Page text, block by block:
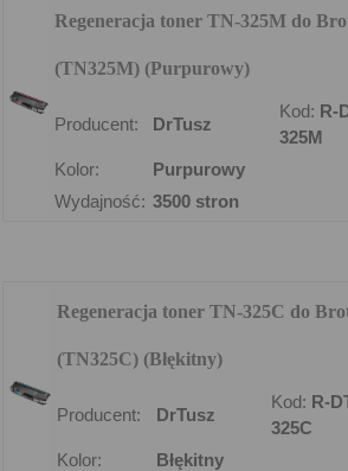
Regeneracja toner TN-325M do
(TN325M) (Purpurowy)
Producent: DrTusz
Kod: R-
325M
Kolor:
Purpurowy
Wydajność: 3500 stron
Regeneracja toner TN-325C do
(TN325C) (Błękitny)
Producent: DrTusz
Kod: R-
325C
Kolor:
Błękitny